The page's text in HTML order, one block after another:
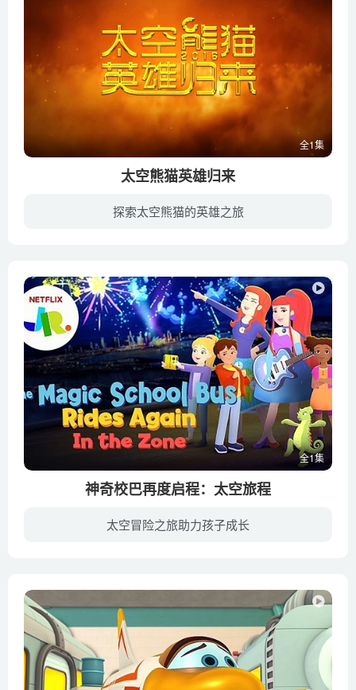
全1集
太空熊猫英雄归来
探索太空熊猫的英雄之旅
全1集
神奇校巴再度启程：太空旅程
太空冒险之旅助力孩子成长